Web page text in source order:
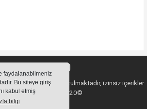
faydalanabilmeniz
Bu siteye giriş
kabul etmiş
bilgi
tüm hakları saklı tutulmaktadır, izinsiz içerikler
Copyright 2020©